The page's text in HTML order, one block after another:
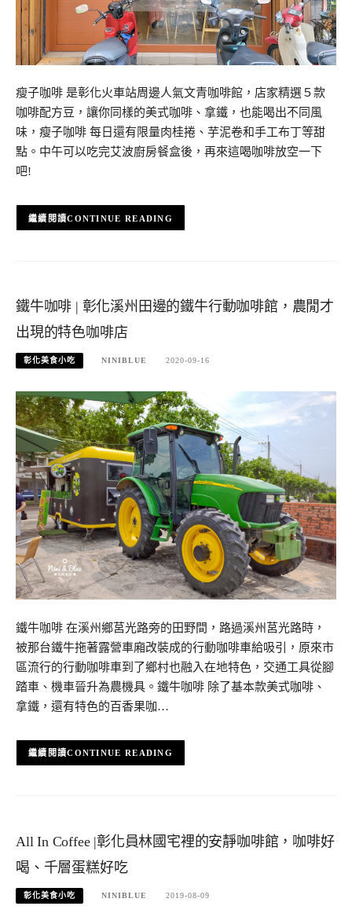
瘦子咖啡 是彰化火車站周邊人氣文青咖啡館，店家精選５款
咖啡配方豆，讓你同樣的美式咖啡、拿鐵，也能喝出不同風
味，瘦子咖啡 每日還有限量肉桂捲、芋泥卷和手工布丁等甜
點。中午可以吃完艾波廚房餐盒後，再來這喝咖啡放空一下
吧!
CONTINUE READING
鐵牛咖啡 | 彰化溪州田邊的鐵牛行動咖啡館，農閒才
出現的特色咖啡店
彰化美食小吃 NINIBLUE 2020-09-16
鐵牛咖啡 在溪州鄉莒光路旁的田野間，路過溪州莒光路時，
被那台鐵牛拖著露營車廂改裝成的行動咖啡車給吸引，原來市
區流行的行動咖啡車到了鄉村也融入在地特色，交通工具從腳
踏車、機車晉升為農機具。鐵牛咖啡 除了基本款美式咖啡、
拿鐵，還有特色的百香果咖…
CONTINUE READING
All In Coffee |彰化員林國宅裡的安靜咖啡館，咖啡好
喝、千層蛋糕好吃
彰化美食小吃 NINIBLUE 2019-08-09